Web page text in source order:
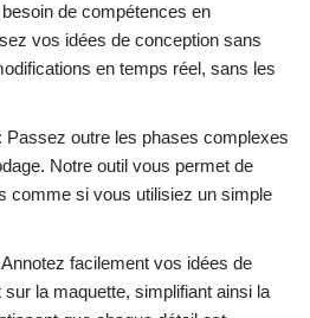
de compétences en
vos idées de conception sans
en temps réel, sans les
: Passez outre les phases complexes
Notre outil vous permet de
comme si vous utilisiez un simple
Annotez facilement vos idées de
la maquette, simplifiant ainsi la